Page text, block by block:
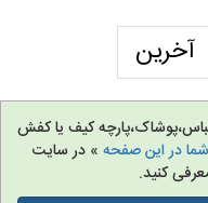
آخرین
کیف یا کفش
در این صفحه » در سایت
کنید.